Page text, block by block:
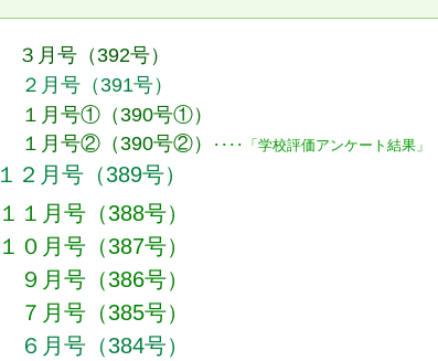
３月号（392号）
２月号（391号）
１月号①（390号①）
１月号②（390号②）
････「学校評価アンケート結果」
１２月号（389号）
１１月号（388号）
１０月号（387号）
９月号（386号）
７月号（385号）
６月号（384号）